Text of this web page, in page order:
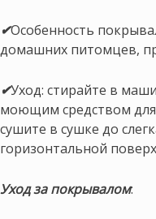
✔Особенность
домашних питомцев,
✔Уход: стирайте в
моющим средством для
сушите в сушке до
горизонтальной
Уход за покрывалом: